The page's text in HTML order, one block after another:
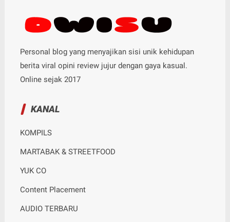
Personal blog yang menyajikan sisi unik kehidupan
berita viral opini review jujur dengan gaya kasual.
Online sejak 2017
KANAL
KOMPILS
MARTABAK & STREETFOOD
YUK CO
Content Placement
AUDIO TERBARU